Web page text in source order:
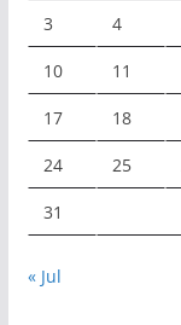
3 4
10 11
17 18
24 25
31
« Jul